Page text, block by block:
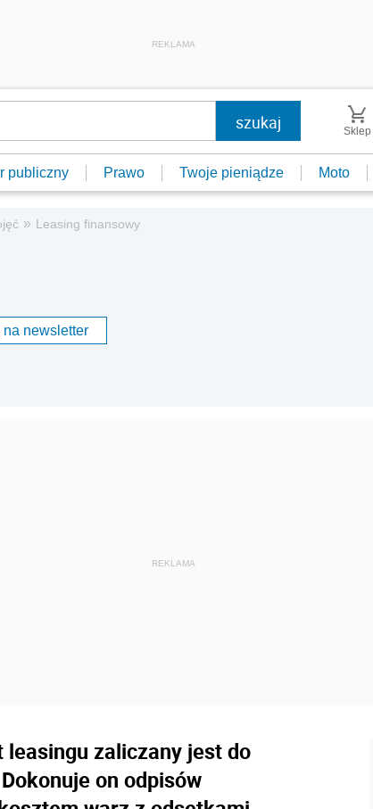
REKLAMA
Sklep
publiczny Prawo Twoje pieniądze Moto
» Leasing finansowy
newsletter
zaliczany jest do
on odpisów